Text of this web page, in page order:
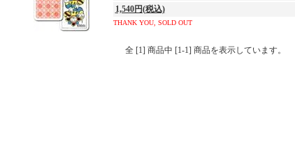
1,540円(税込)
THANK YOU, SOLD OUT
全 [1] 商品中 [1-1] 商品を表示しています。